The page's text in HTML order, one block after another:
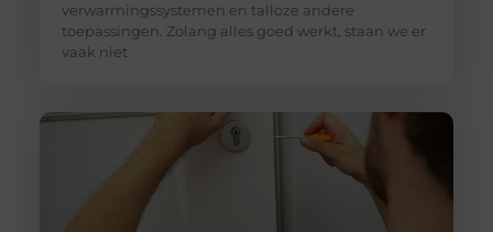
verwarmingssystemen en talloze andere
toepassingen. Zolang alles goed werkt, staan we er
vaak niet